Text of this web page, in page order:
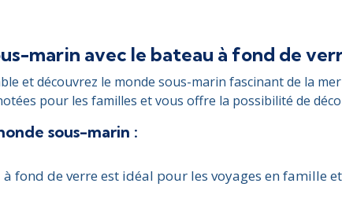
marin avec le bateau à fond de
et découvrez le monde sous-marin fascinant de la
pour les familles et vous offre la possibilité de
sous-marin :
fond de verre est idéal pour les voyages en famille